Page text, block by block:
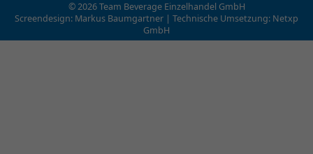
© 2026 Team Beverage Einzelhandel GmbH
Screendesign: Markus Baumgartner | Technische Umsetzung: Netxp
GmbH